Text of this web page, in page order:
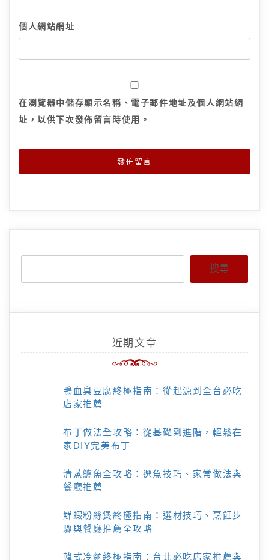
個人網站網址
在瀏覽器中儲存顯示名稱、電子郵件地址及個人網站網
址，以供下次發佈留言時使用。
搜尋
近期文章
鴨血臭豆腐終極指南：從起源到全台必吃
店家推薦
布丁做法全攻略：從基礎到進階，輕鬆在
家DIY完美布丁
清蒸鱸魚全攻略：選魚技巧、家常做法與
餐廳推薦
鮮蝦粉絲煲終極指南：選材技巧、烹飪步
驟與餐廳推薦全攻略
韓式冷麵終極指南：台北必吃店家推薦與